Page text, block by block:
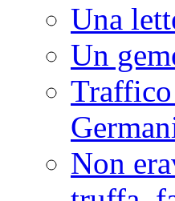
Una
Un
Traffico
Non